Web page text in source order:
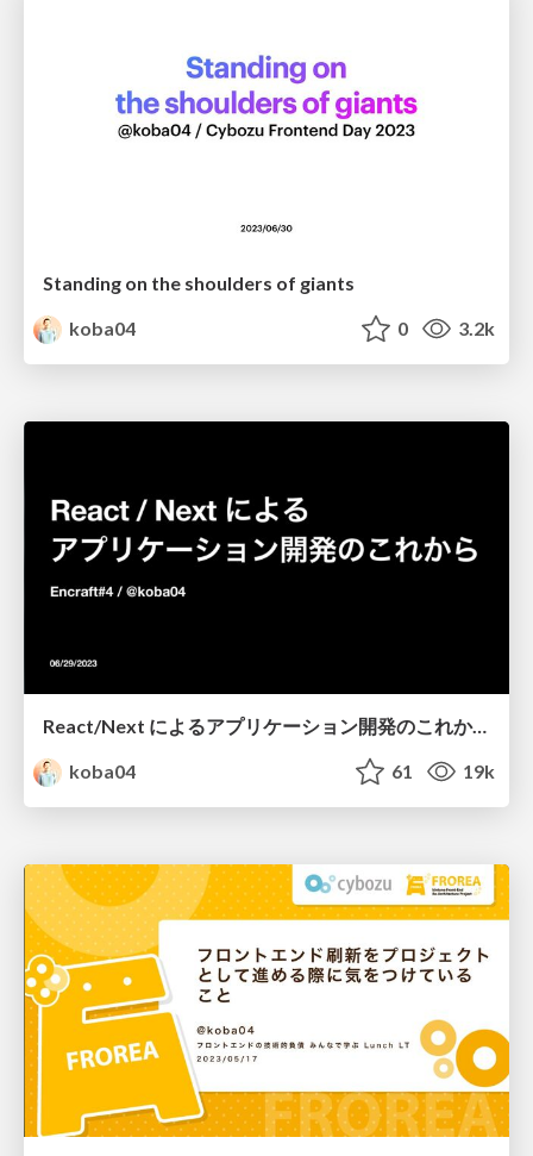
Standing on the shoulders of giants
koba04
0 3.2k
React/Next によるアプリケーション開発のこれから
koba04
61 19k